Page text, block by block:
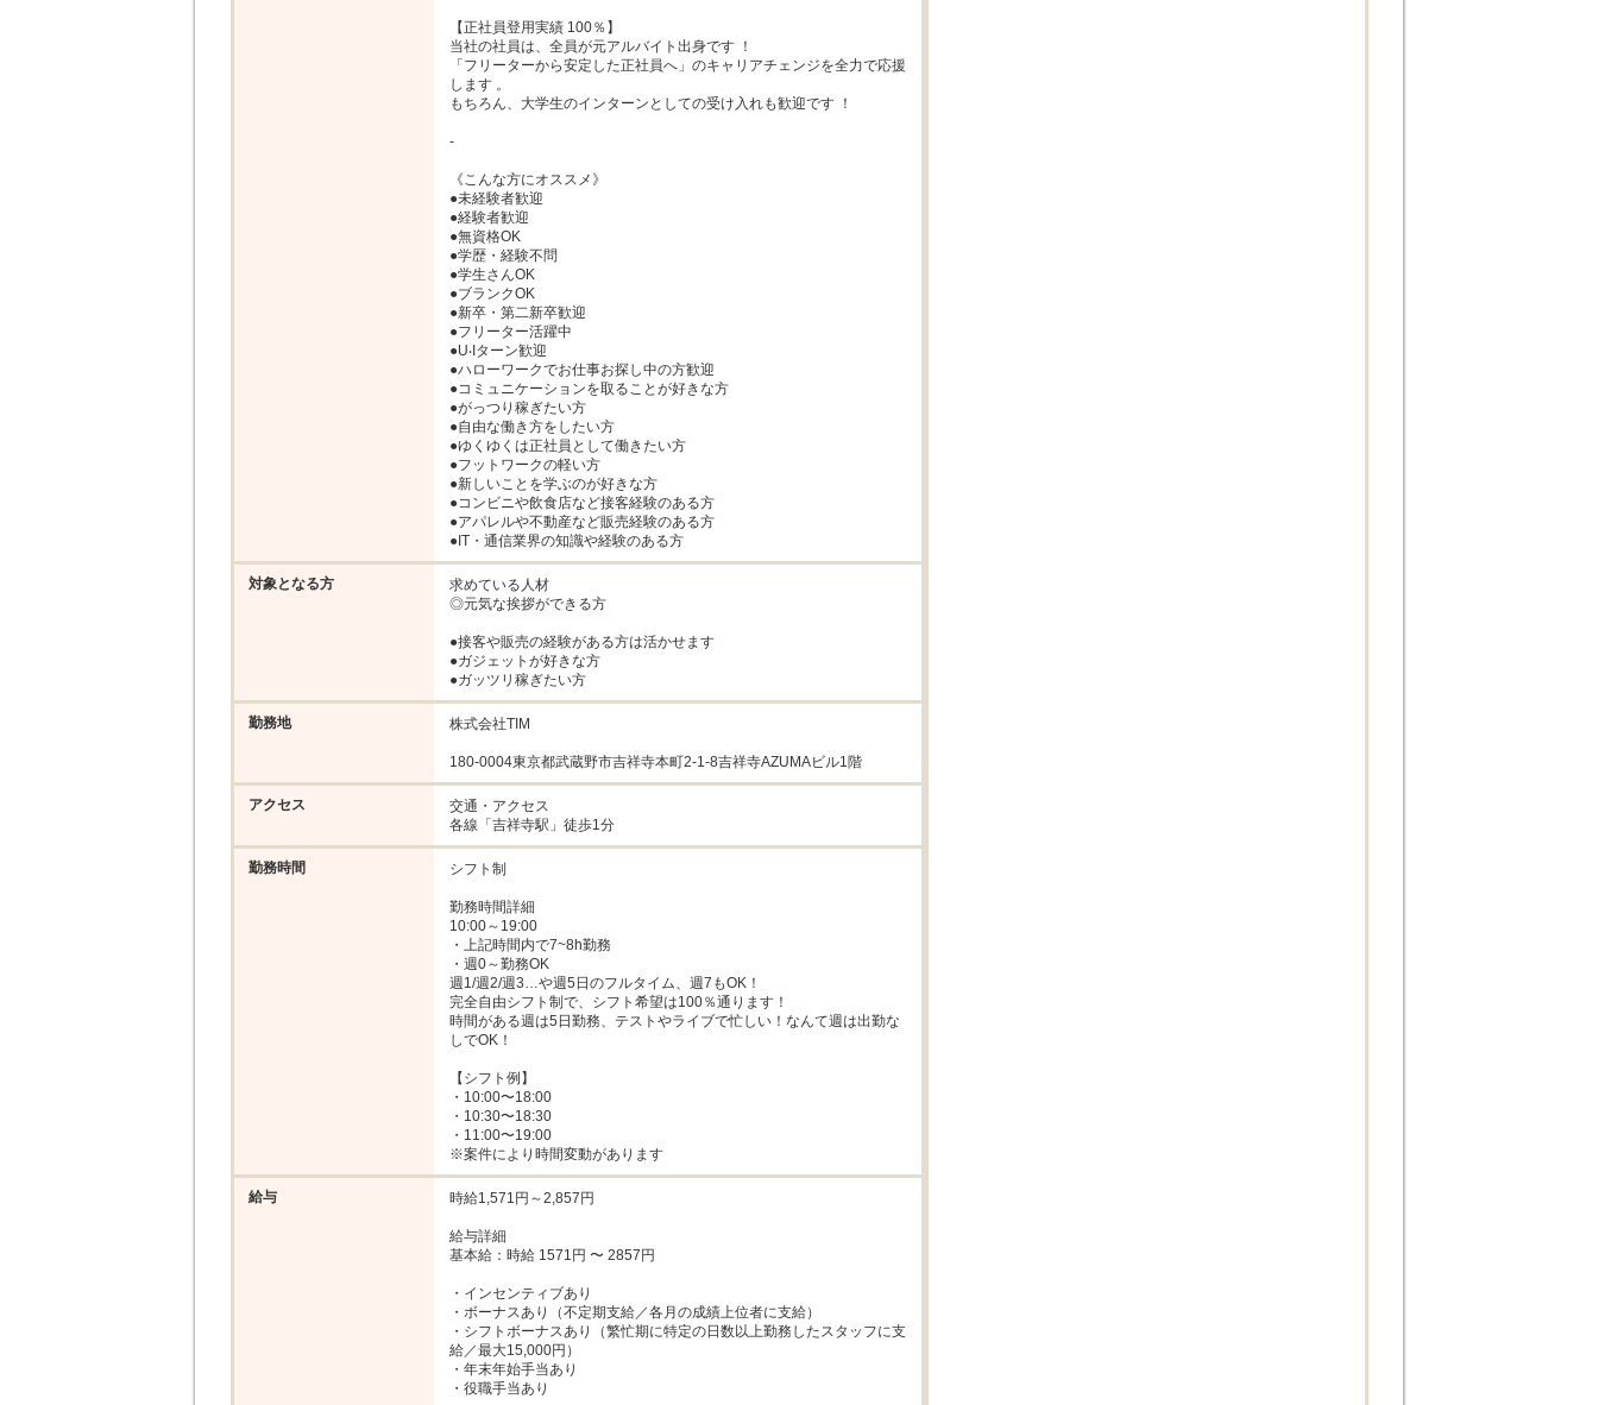
【正社員登用実績 100％】
当社の社員は、全員が元アルバイト出身です ！
「フリーターから安定した正社員へ」のキャリアチェンジを全力で応援
します 。
もちろん、大学生のインターンとしての受け入れも歓迎です ！
-
《こんな方にオススメ》
●未経験者歓迎
●経験者歓迎
●無資格OK
●学歴・経験不問
●学生さんOK
●ブランクOK
●新卒・第⼆新卒歓迎
●フリーター活躍中
●U‧Iターン歓迎
●ハローワークでお仕事お探し中の⽅歓迎
●コミュニケーションを取ることが好きな方
●がっつり稼ぎたい方
●自由な働き方をしたい方
●ゆくゆくは正社員として働きたい方
●フットワークの軽い方
●新しいことを学ぶのが好きな方
●コンビニや飲食店など接客経験のある方
●アパレルや不動産など販売経験のある方
●IT・通信業界の知識や経験のある方
対象となる方
求めている人材
◎元気な挨拶ができる方
●接客や販売の経験がある方は活かせます
●ガジェットが好きな方
●ガッツリ稼ぎたい方
勤務地 株式会社TIM
180-0004東京都武蔵野市吉祥寺本町2-1-8吉祥寺AZUMAビル1階
アクセス
交通・アクセス
各線「吉祥寺駅」徒歩1分
勤務時間 シフト制
勤務時間詳細
10:00～19:00
・上記時間内で7~8h勤務
・週0～勤務OK
週1/週2/週3…や週5日のフルタイム、週7もOK！
完全自由シフト制で、シフト希望は100％通ります！
時間がある週は5日勤務、テストやライブで忙しい！なんて週は出勤な
しでOK！
【シフト例】
・10:00〜18:00
・10:30〜18:30
・11:00〜19:00
※案件により時間変動があります
給与 時給1,571円～2,857円
給与詳細
基本給：時給 1571円 〜 2857円
・インセンティブあり
・ボーナスあり（不定期支給／各月の成績上位者に支給）
・シフトボーナスあり（繁忙期に特定の日数以上勤務したスタッフに支
給／最大15,000円）
・年末年始手当あり
・役職手当あり